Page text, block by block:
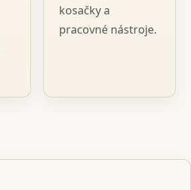
kosačky a
pracovné nástroje.